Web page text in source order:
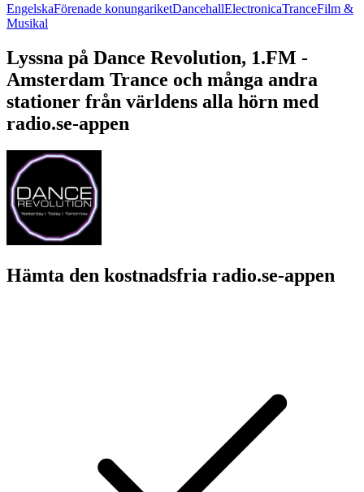
EngelskaFörenade konungariketDancehallElectronicaTranceFilm &
Musikal
Lyssna på Dance Revolution, 1.FM -
Amsterdam Trance och många andra
stationer från världens alla hörn med
radio.se-appen
Hämta den kostnadsfria radio.se-appen